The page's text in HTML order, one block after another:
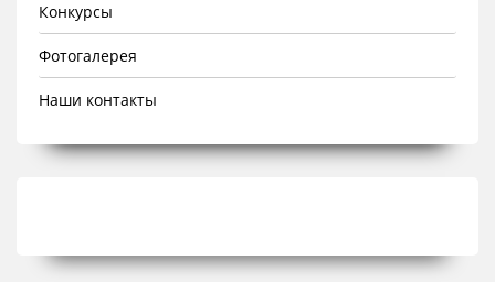
Конкурсы
Фотогалерея
Наши контакты